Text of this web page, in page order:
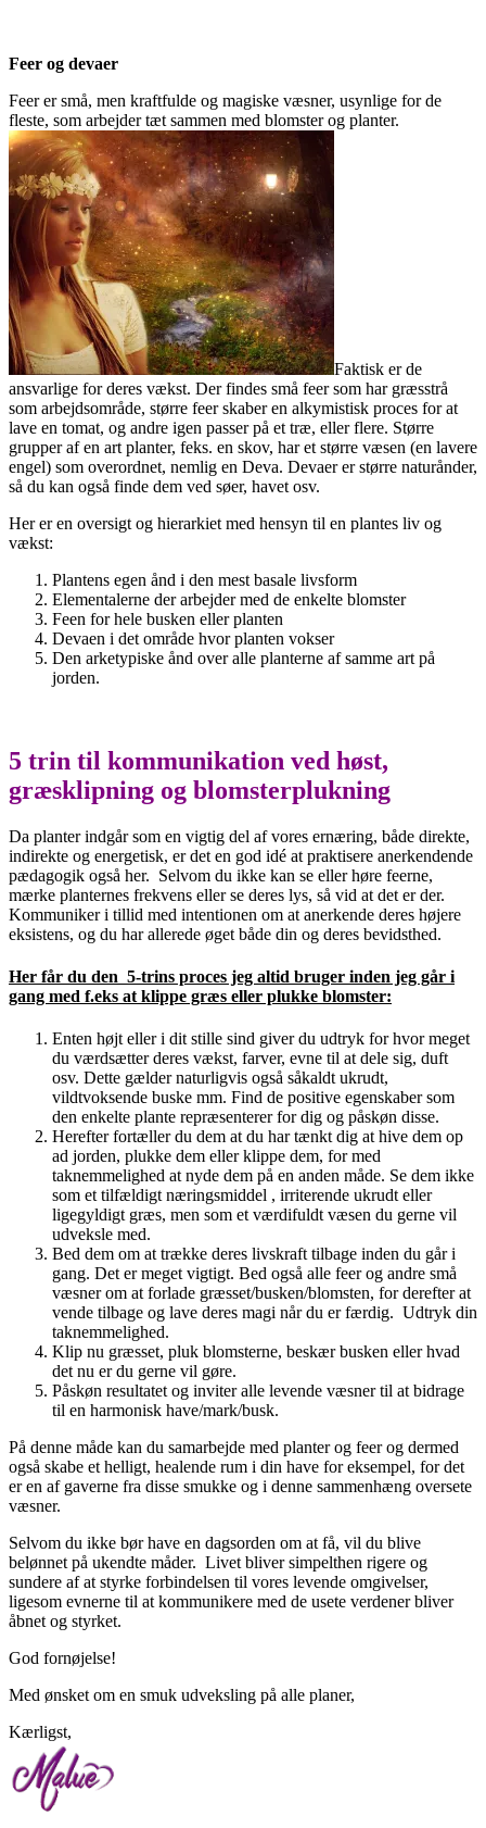
Feer og devaer
Feer er små, men kraftfulde og magiske væsner, usynlige for de
fleste, som arbejder tæt sammen med blomster og planter.
Faktisk er de
ansvarlige for deres vækst. Der findes små feer som har græsstrå
som arbejdsområde, større feer skaber en alkymistisk proces for at
lave en tomat, og andre igen passer på et træ, eller flere. Større
grupper af en art planter, feks. en skov, har et større væsen (en lavere
engel) som overordnet, nemlig en Deva. Devaer er større naturånder,
så du kan også finde dem ved søer, havet osv.
Her er en oversigt og hierarkiet med hensyn til en plantes liv og
vækst:
Plantens egen ånd i den mest basale livsform
Elementalerne der arbejder med de enkelte blomster
Feen for hele busken eller planten
Devaen i det område hvor planten vokser
Den arketypiske ånd over alle planterne af samme art på
jorden.
5 trin til kommunikation ved høst,
græsklipning og blomsterplukning
Da planter indgår som en vigtig del af vores ernæring, både direkte,
indirekte og energetisk, er det en god idé at praktisere anerkendende
pædagogik også her. Selvom du ikke kan se eller høre feerne,
mærke planternes frekvens eller se deres lys, så vid at det er der.
Kommuniker i tillid med intentionen om at anerkende deres højere
eksistens, og du har allerede øget både din og deres bevidsthed.
Her får du den 5-trins proces jeg altid bruger inden jeg går i
gang med f.eks at klippe græs eller plukke blomster:
Enten højt eller i dit stille sind giver du udtryk for hvor meget
du værdsætter deres vækst, farver, evne til at dele sig, duft
osv. Dette gælder naturligvis også såkaldt ukrudt,
vildtvoksende buske mm. Find de positive egenskaber som
den enkelte plante repræsenterer for dig og påskøn disse.
Herefter fortæller du dem at du har tænkt dig at hive dem op
ad jorden, plukke dem eller klippe dem, for med
taknemmelighed at nyde dem på en anden måde. Se dem ikke
som et tilfældigt næringsmiddel , irriterende ukrudt eller
ligegyldigt græs, men som et værdifuldt væsen du gerne vil
udveksle med.
Bed dem om at trække deres livskraft tilbage inden du går i
gang. Det er meget vigtigt. Bed også alle feer og andre små
væsner om at forlade græsset/busken/blomsten, for derefter at
vende tilbage og lave deres magi når du er færdig. Udtryk din
taknemmelighed.
Klip nu græsset, pluk blomsterne, beskær busken eller hvad
det nu er du gerne vil gøre.
Påskøn resultatet og inviter alle levende væsner til at bidrage
til en harmonisk have/mark/busk.
På denne måde kan du samarbejde med planter og feer og dermed
også skabe et helligt, healende rum i din have for eksempel, for det
er en af gaverne fra disse smukke og i denne sammenhæng oversete
væsner.
Selvom du ikke bør have en dagsorden om at få, vil du blive
belønnet på ukendte måder. Livet bliver simpelthen rigere og
sundere af at styrke forbindelsen til vores levende omgivelser,
ligesom evnerne til at kommunikere med de usete verdener bliver
åbnet og styrket.
God fornøjelse!
Med ønsket om en smuk udveksling på alle planer,
Kærligst,